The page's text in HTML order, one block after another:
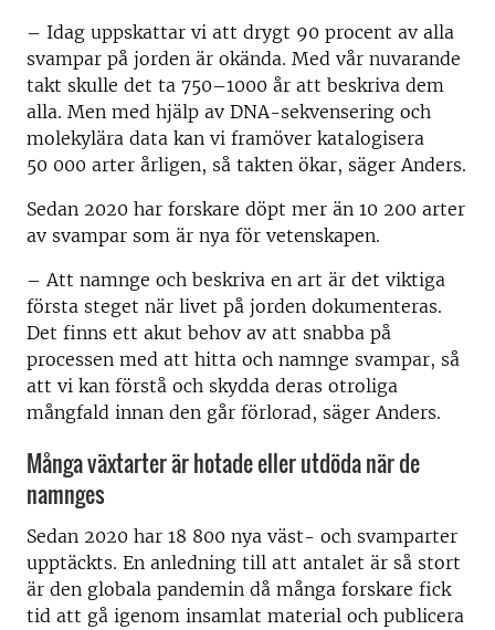
– Idag uppskattar vi att drygt 90 procent av alla
svampar på jorden är okända. Med vår nuvarande
takt skulle det ta 750–1000 år att beskriva dem
alla. Men med hjälp av DNA-sekvensering och
molekylära data kan vi framöver katalogisera
50 000 arter årligen, så takten ökar, säger Anders.
Sedan 2020 har forskare döpt mer än 10 200 arter
av svampar som är nya för vetenskapen.
– Att namnge och beskriva en art är det viktiga
första steget när livet på jorden dokumenteras.
Det finns ett akut behov av att snabba på
processen med att hitta och namnge svampar, så
att vi kan förstå och skydda deras otroliga
mångfald innan den går förlorad, säger Anders.
Många växtarter är hotade eller utdöda när de
namnges
Sedan 2020 har 18 800 nya väst- och svamparter
upptäckts. En anledning till att antalet är så stort
är den globala pandemin då många forskare fick
tid att gå igenom insamlat material och publicera